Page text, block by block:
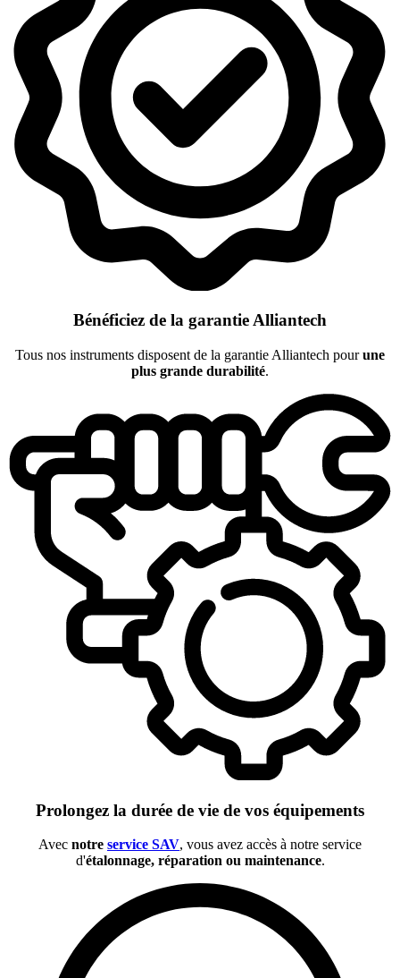
Bénéficiez de la garantie Alliantech
Tous nos instruments disposent de la garantie Alliantech pourune
plus grande durabilité.
Prolongez la durée de vie de vos équipements
Avec notre service SAV, vous avez accès à notre service
d'étalonnage, réparation ou maintenance.